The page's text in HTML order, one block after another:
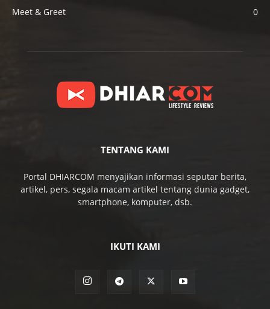
Meet & Greet
0
TENTANG KAMI
Portal DHIARCOM menyajikan informasi seputar berita,
artikel, pers, segala macam artikel tentang dunia gadget,
smartphone, komputer, dsb.
IKUTI KAMI